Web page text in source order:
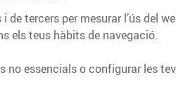
territori i molts altres
HÀBITS SALUDABLES ENERGIA
de tercers per mesurar l’ús del
els teus hàbits de navegació.
no essencials o configurar les